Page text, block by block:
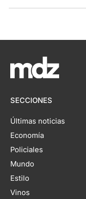
SECCIONES
Últimas noticias
Economía
Policiales
Mundo
Estilo
Vinos